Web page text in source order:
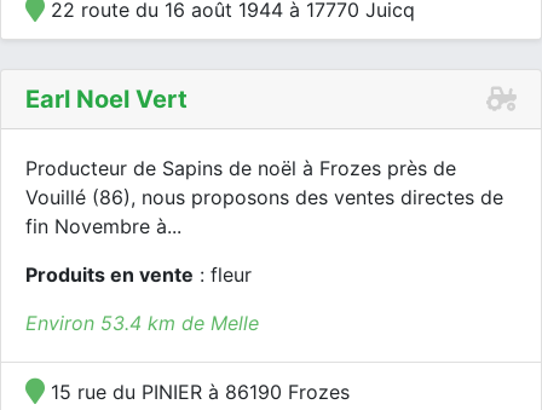
22 route du 16 août 1944 à 17770 Juicq
Earl Noel Vert
Producteur de Sapins de noël à Frozes près de
Vouillé (86), nous proposons des ventes directes de
fin Novembre à...
Produits en vente : fleur
Environ 53.4 km de Melle
15 rue du PINIER à 86190 Frozes